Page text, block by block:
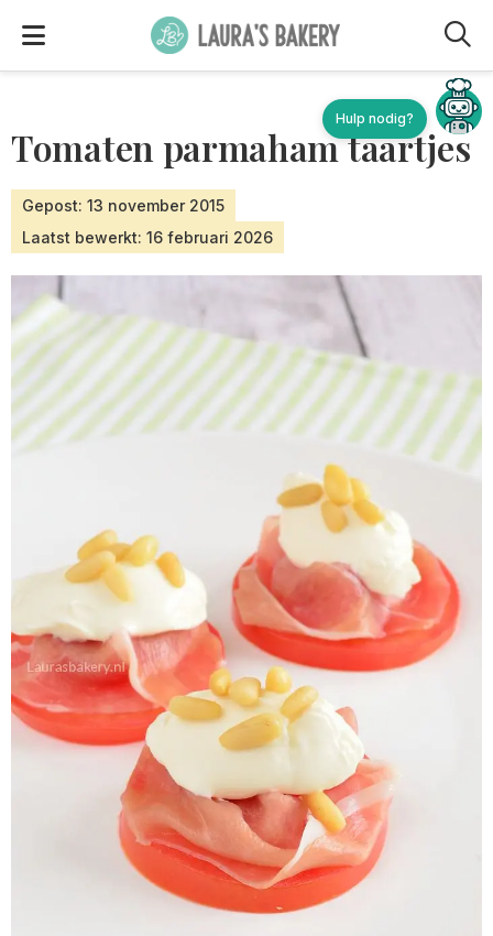
Tomaten parmaham taartjes
Gepost: 13 november 2015
Laatst bewerkt: 16 februari 2026
Hulp nodig?